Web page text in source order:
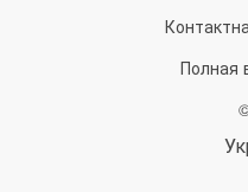
Полная